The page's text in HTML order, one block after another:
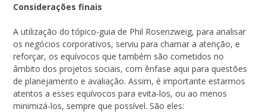
Considerações finais
A utilização do tópico-guia de Phil Rosenzweig, para analisar
os negócios corporativos, serviu para chamar a atenção, e
reforçar, os equívocos que também são cometidos no
âmbito dos projetos sociais, com ênfase aqui para questões
de planejamento e avaliação. Assim, é importante estarmos
atentos a esses equívocos para evita-los, ou ao menos
minimizá-los, sempre que possível. São eles: